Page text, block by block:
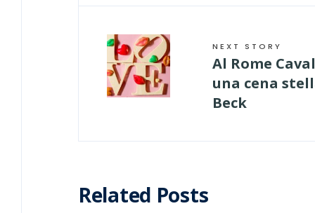
NEXT STORY
Al Rome
una cena
Beck
Related Posts